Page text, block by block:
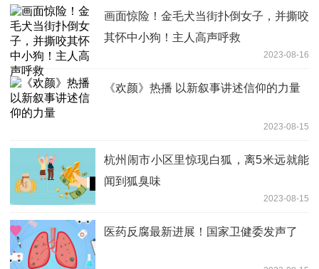
画面惊险！金毛犬当街扑倒女子，并撕咬
其怀中小狗！主人高声呼救
2023-08-16
《欢颜》热播 以新叙事讲述信仰的力量
2023-08-15
杭州闹市小区里惊现白狐，离5米远就能
闻到狐臭味
2023-08-15
医药反腐最新进展！国家卫健委发声了